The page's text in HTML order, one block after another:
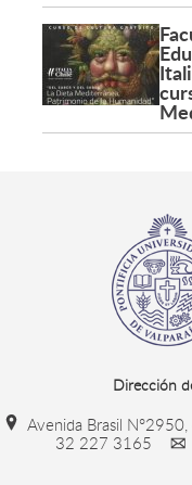
Dirección
Avenida Brasil N°2950,
32 227 3165